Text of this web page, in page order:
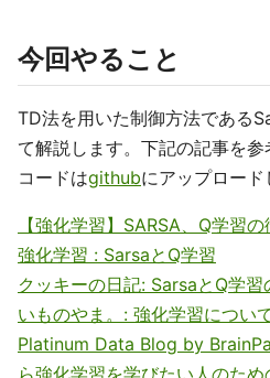
今回やること
TD法を用いた制御方法である
て解説します。下記の記事を参
コードはgithubにアップロード
【強化学習】SARSA、Q学習
強化学習 : SarsaとQ学習
クッキーの日記: SarsaとQ学習
いものやま。: 強化学習につい
Platinum Data Blog by
ら強化学習を学びたい人のため